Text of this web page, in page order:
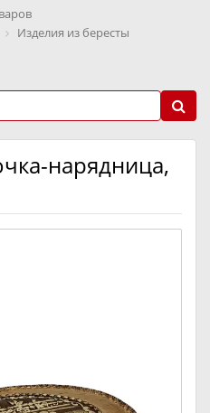
Изделия из бересты
нарядница,